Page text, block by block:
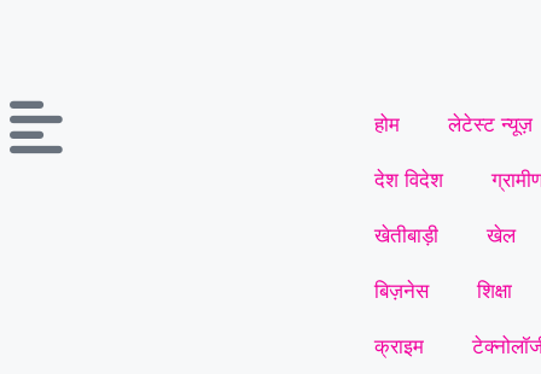
होम लेटेस्ट न्यूज़
देश विदेश
खेतीबाड़ी खेल
बिज़नेस शिक्षा
क्राइम